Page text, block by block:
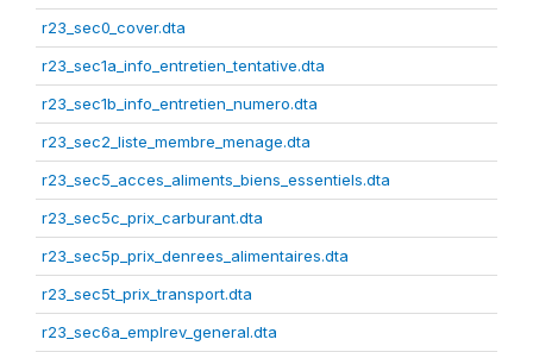
r23_sec0_cover.dta
r23_sec1a_info_entretien_tentative.dta
r23_sec1b_info_entretien_numero.dta
r23_sec2_liste_membre_menage.dta
r23_sec5_acces_aliments_biens_essentiels.dta
r23_sec5c_prix_carburant.dta
r23_sec5p_prix_denrees_alimentaires.dta
r23_sec5t_prix_transport.dta
r23_sec6a_emplrev_general.dta